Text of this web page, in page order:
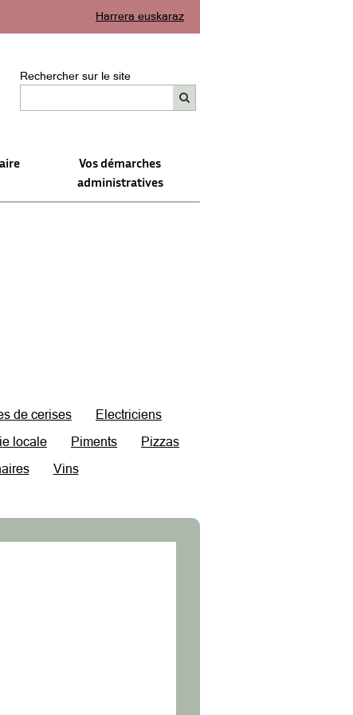
Harrera euskaraz
Rechercher sur le site
Vos démarches
administratives
de cerises
Electriciens
locale Piments
Pizzas
Vins